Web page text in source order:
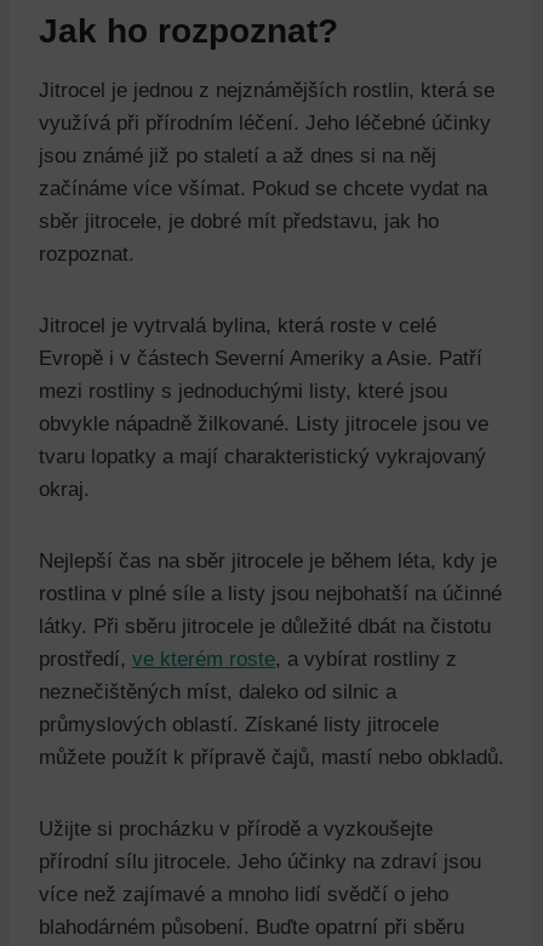
Jak ho rozpoznat?
Jitrocel je jednou z nejznámějších rostlin, která se
využívá při přírodním léčení. Jeho léčebné účinky
jsou známé již po staletí a až dnes si na něj
začínáme více všímat. Pokud se chcete vydat na
sběr jitrocele, je dobré mít představu, jak ho
rozpoznat.
Jitrocel je vytrvalá bylina, která roste v celé
Evropě i v částech Severní Ameriky a Asie. Patří
mezi rostliny s jednoduchými listy, které jsou
obvykle nápadně žilkované. Listy jitrocele jsou ve
tvaru lopatky a mají charakteristický vykrajovaný
okraj.
Nejlepší čas na sběr jitrocele je během léta, kdy je
rostlina v plné síle a listy jsou nejbohatší na účinné
látky. Při sběru jitrocele je důležité dbát na čistotu
prostředí, ve kterém roste, a vybírat rostliny z
neznečištěných míst, daleko od silnic a
průmyslových oblastí. Získané listy jitrocele
můžete použít k přípravě čajů, mastí nebo obkladů.
Užijte si procházku v přírodě a vyzkoušejte
přírodní sílu jitrocele. Jeho účinky na zdraví jsou
více než zajímavé a mnoho lidí svědčí o jeho
blahodárném působení. Buďte opatrní při sběru